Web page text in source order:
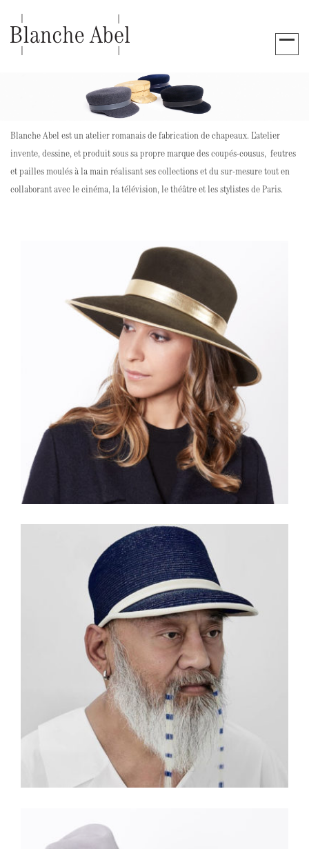
Blanche Abel est un atelier romanais de fabrication de chapeaux. L’atelier
invente, dessine, et produit sous sa propre marque des coupés-cousus, feutres
et pailles moulés à la main réalisant ses collections et du sur-mesure tout en
collaborant avec le cinéma, la télévision, le théâtre et les stylistes de Paris.